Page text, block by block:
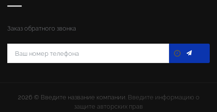
Заказ обратного звонка
2026 © Введите название компании. Введите информацию о
защите авторских прав